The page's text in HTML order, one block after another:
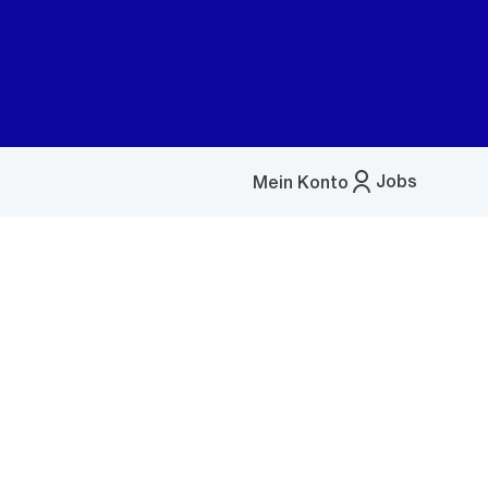
Jobs
Mein Konto
Menü